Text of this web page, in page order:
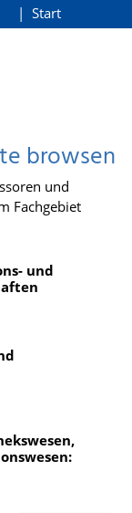
Start
browsen
und
Fachgebiet
und